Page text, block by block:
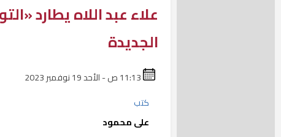
علاء عبد اللاه يطارد
الجديدة
كتب
على محمود